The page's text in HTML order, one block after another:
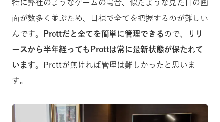
特に弊社のようなゲームの場合、似たような見た目の画
面が数多く並ぶため、目視で全てを把握するのが難しい
んです。
Prottだと全てを簡単に管理できるので、
リリ
ースから半年経ってもProttは常に最新状態が保たれて
います。Prottが無ければ管理は難しかったと思いま
す。